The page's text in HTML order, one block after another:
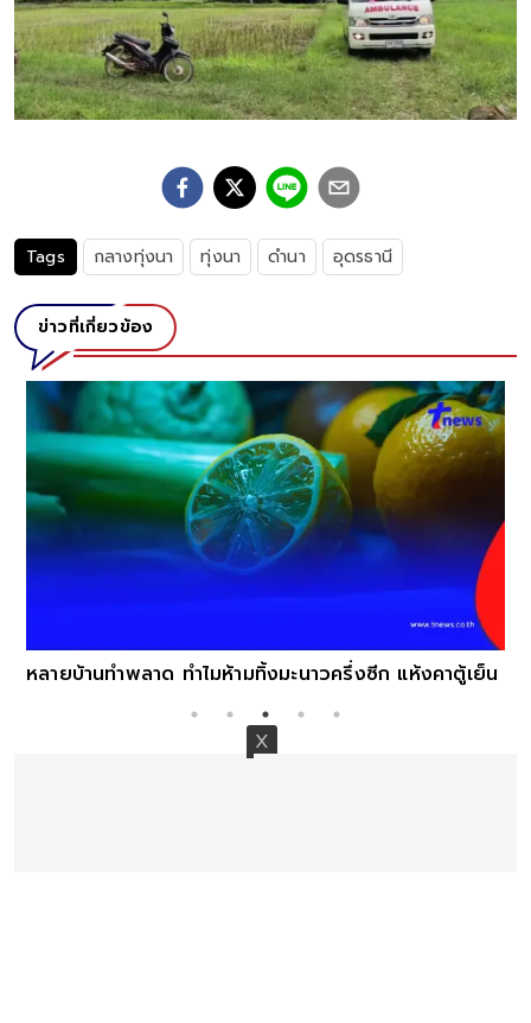
Tags กลางทุ่งนา ทุ่งนา ดำนา อุดรธานี
ข่าวที่เกี่ยวข้อง
หลายบ้านทำพลาด ทำไมห้ามทิ้งมะนาวครึ่งซีก แห้งคาตู้เย็น